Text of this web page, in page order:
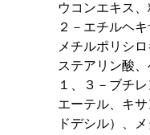
ウコンエキス
２－エチルヘ
メチルポリシ
ステアリン酸
１、３－ブチ
エーテル、キ
ドデシル）、